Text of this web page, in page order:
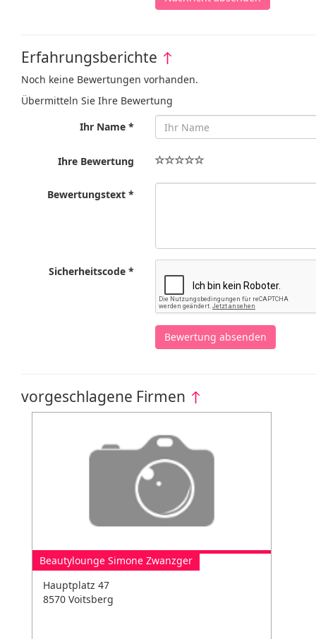
Erfahrungsberichte ↑
Noch keine Bewertungen vorhanden.
Übermitteln Sie Ihre Bewertung
Ihr Name *
Ihre Bewertung
Bewertungstext *
Sicherheitscode *
Bewertung absenden
vorgeschlagene Firmen ↑
Beautylounge Simone Zwanzger
Hauptplatz 47
8570 Voitsberg